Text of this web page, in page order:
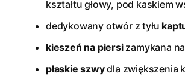
kształtu głowy, pod kaskiem
dedykowany otwór z tyłu
kieszeń na piersizamykana
płaskie szwydla zwiększenia